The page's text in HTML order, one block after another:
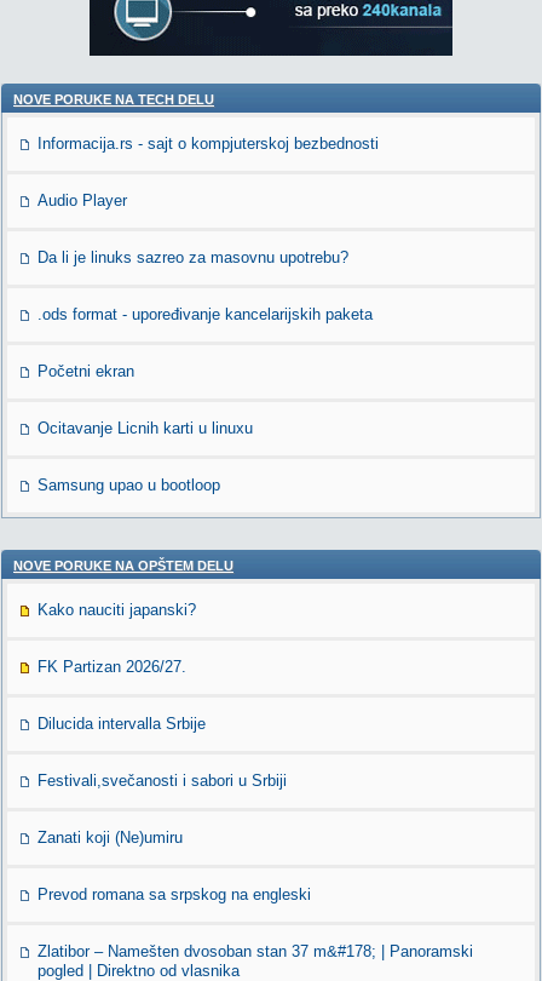
NOVE PORUKE NA TECH DELU
Informacija.rs - sajt o kompjuterskoj bezbednosti
Audio Player
Da li je linuks sazreo za masovnu upotrebu?
.ods format - upoređivanje kancelarijskih paketa
Početni ekran
Ocitavanje Licnih karti u linuxu
Samsung upao u bootloop
NOVE PORUKE NA OPŠTEM DELU
Kako nauciti japanski?
FK Partizan 2026/27.
Dilucida intervalla Srbije
Festivali,svečanosti i sabori u Srbiji
Zanati koji (Ne)umiru
Prevod romana sa srpskog na engleski
Zlatibor – Namešten dvosoban stan 37 m&#178; | Panoramski
pogled | Direktno od vlasnika